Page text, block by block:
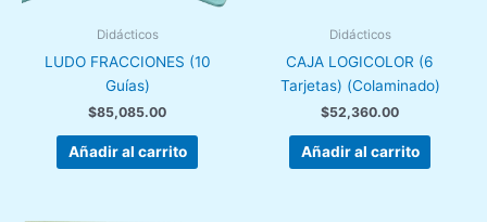
Didácticos
LUDO FRACCIONES (10
Guías)
$85,085.00
Añadir al carrito
Didácticos
CAJA LOGICOLOR (6
Tarjetas) (Colaminado)
$52,360.00
Añadir al carrito